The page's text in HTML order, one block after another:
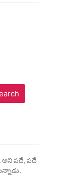
అని పదే, పదే